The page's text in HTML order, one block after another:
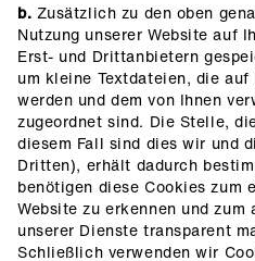
b. Zusätzlich zu den oben
Nutzung unserer Website auf
Erst- und Drittanbietern
um kleine Textdateien, die
werden und dem von Ihnen
zugeordnet sind. Die Stelle,
diesem Fall sind dies wir und
Dritten), erhält dadurch
benötigen diese Cookies zum
Website zu erkennen und zum
unserer Dienste transparent
Schließlich verwenden wir